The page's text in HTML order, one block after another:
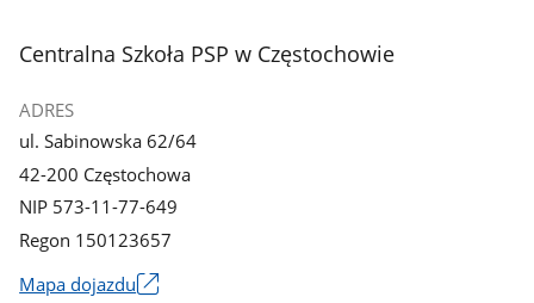
galerii.
galerii.
stopka
Centralna Szkoła PSP w Częstochowie
ADRES
ul. Sabinowska 62/64
42-200 Częstochowa
NIP 573-11-77-649
Regon 150123657
Mapa dojazdu